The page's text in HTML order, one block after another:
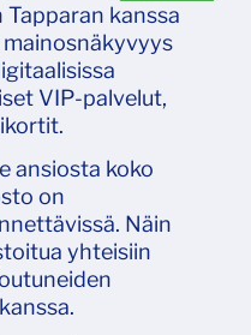
kanssa
VIP-palvelut,
ansiosta koko
on
Näin
yhteisiin